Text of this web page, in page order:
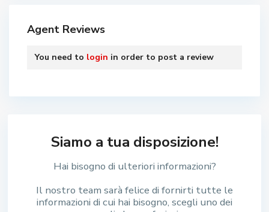
Agent Reviews
You need to login in order to post a review
Siamo a tua disposizione!
Hai bisogno di ulteriori informazioni?
Il nostro team sarà felice di fornirti tutte le
informazioni di cui hai bisogno, scegli uno dei